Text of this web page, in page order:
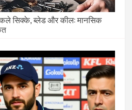
सिक्के, ब्लेड और कील: मानसिक